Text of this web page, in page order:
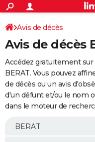
ACTUALITÉS
Politique
Société
Faits Divers
Education
Monde
Villes
+
SPORT
Coupe du monde 2026
Football
Tennis
Cyclisme
Rugby
Forum
Programme TV
TNT
Streaming
Cinéma
Sorties cinéma
Musique
+
FINANCE
Retraite
Impôts
Epargne
Immobilier
Risques naturels par ville
Banque
Assurance
Crédit
AUTO
Essais
Réserver un essai
Citadines
Berlines
SUV
Forum auto
+
Mobiles
Meilleur smartphone
Internet
Ordinateurs
Jeux vidéo
Guide high-tech
Avis de décès
Avis de décès
Accédez gratuitement sur
BERAT. Vous pouvez
de décès ou un avis
d'un défunt et/ou le nom
dans le moteur de